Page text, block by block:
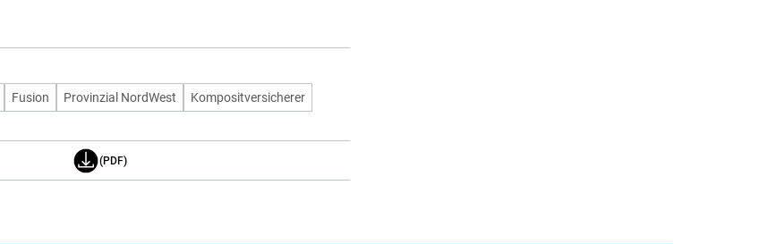
Fusion Provinzial NordWest
Kompositversicherer
(PDF)